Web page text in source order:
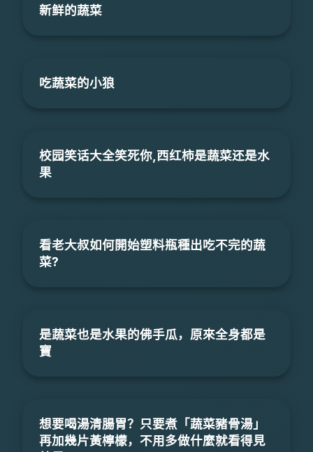
新鲜的蔬菜
吃蔬菜的小狼
校园笑话大全笑死你,西红柿是蔬菜还是水
果
看老大叔如何開始塑料瓶種出吃不完的蔬
菜?
是蔬菜也是水果的佛手瓜，原來全身都是
寶
想要喝湯清腸胃？只要煮「蔬菜豬骨湯」
再加幾片黃檸檬，不用多做什麼就看得見